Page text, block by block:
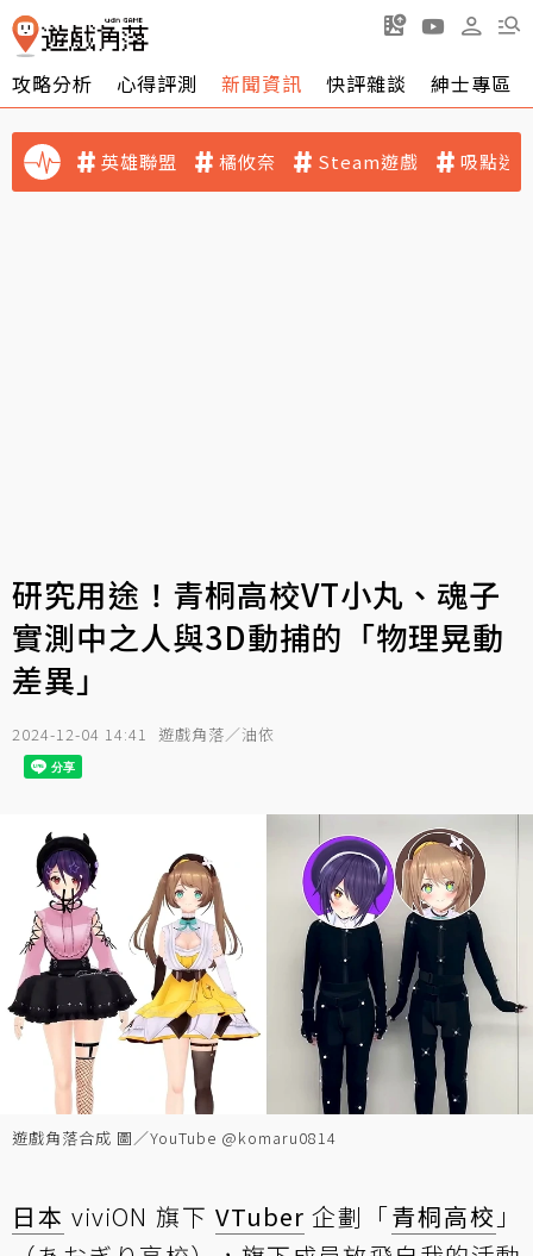
攻略分析 心得評測 新聞資訊 快評雜談 紳士專區
英雄聯盟 橘攸奈 Steam遊戲 吸點迷
研究用途！青桐高校VT小丸、魂子
實測中之人與3D動捕的「物理晃動
差異」
2024-12-04 14:41 遊戲角落／油依
遊戲角落合成 圖／YouTube @komaru0814
日本 viviON 旗下 VTuber 企劃「青桐高校 」